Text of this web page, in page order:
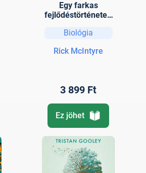
Egy farkas
fejlődéstörténete -
Yellowstone alfa-
Biológia
Rick McIntyre
3 899 Ft
Ez jöhet